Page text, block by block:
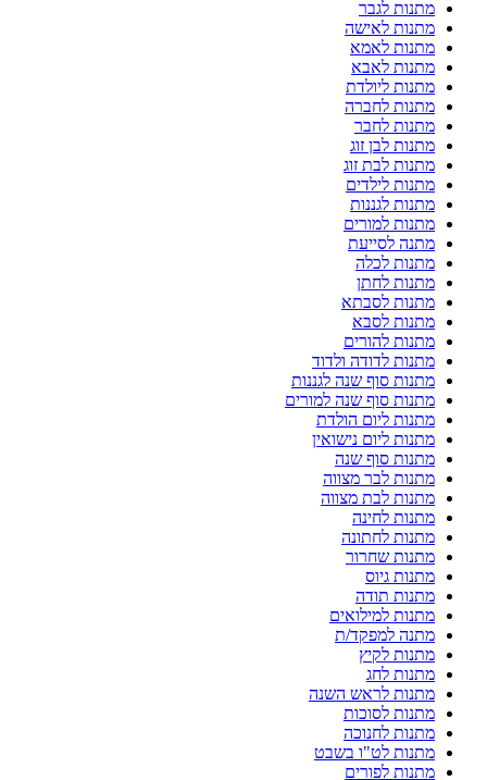
מתנות לגבר
מתנות לאישה
מתנות לאמא
מתנות לאבא
מתנות ליולדת
מתנות לחברה
מתנות לחבר
מתנות לבן זוג
מתנות לבת זוג
מתנות לילדים
מתנות לגננות
מתנות למורים
מתנה לסייעת
מתנות לכלה
מתנות לחתן
מתנות לסבתא
מתנות לסבא
מתנות להורים
מתנות לדודה ולדוד
מתנות סוף שנה לגננות
מתנות סוף שנה למורים
מתנות ליום הולדת
מתנות ליום נישואין
מתנות סוף שנה
מתנות לבר מצווה
מתנות לבת מצווה
מתנות לחינה
מתנות לחתונה
מתנות שחרור
מתנות גיוס
מתנות תודה
מתנות למילואים
מתנה למפקד/ת
מתנות לקיץ
מתנות לחג
מתנות לראש השנה
מתנות לסוכות
מתנות לחנוכה
מתנות לט"ו בשבט
מתנות לפורים